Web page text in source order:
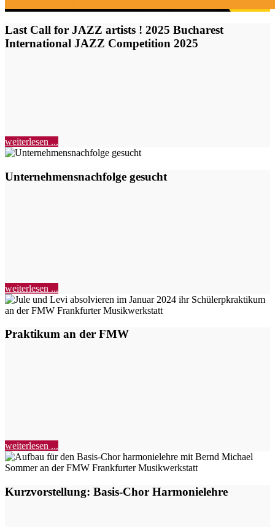
Last Call for JAZZ artists ! 2025 Bucharest
International JAZZ Competition 2025
weiterlesen ...
Unternehmensnachfolge gesucht
weiterlesen ...
Praktikum an der FMW
weiterlesen ...
Kurzvorstellung: Basis-Chor Harmonielehre